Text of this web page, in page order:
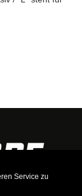
Service zu